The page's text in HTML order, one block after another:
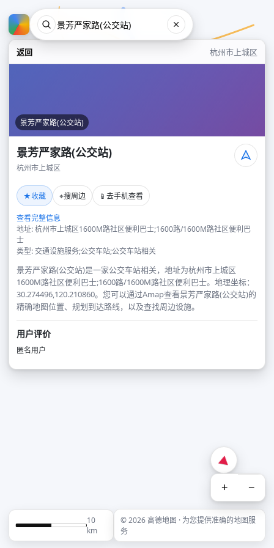
返回 杭州市上城区
景芳严家路(公交站)
景芳严家路(公交站)
杭州市上城区
★收藏 ⌖搜周边 📱 去手机查看
查看完整信息
地址: 杭州市上城区1600M路社区便利巴士;1600路/1600M路社区便利巴
士
类型: 交通设施服务;公交车站;公交车站相关
景芳严家路(公交站)是一家公交车站相关，地址为杭州市上城区
1600M路社区便利巴士;1600路/1600M路社区便利巴士。地理坐标：
30.274496,120.210860。您可以通过Amap查看景芳严家路(公交站)的
精确地图位置、规划到达路线，以及查找周边设施。
用户评价
匿名用户
+ −
10
km
© 2026 高德地图 · 为您提供准确的地图服
务